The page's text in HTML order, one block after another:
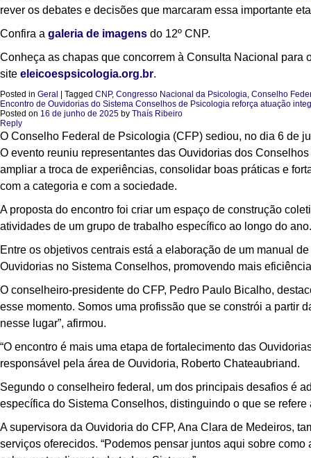
rever os debates e decisões que marcaram essa importante
Confira a galeria de imagens do 12º CNP.
Conheça as chapas que concorrem à Consulta Nacional
site eleicoespsicologia.org.br.
Posted in Geral Tagged CNP, Congresso Nacional da Psicologia, Conselho
Encontro de Ouvidorias do Sistema Conselhos de Psicologia reforça atuação
Posted on 16 de junho de 2025 by Thaís Ribeiro
Reply
O Conselho Federal de Psicologia (CFP) sediou, no dia 6 de
O evento reuniu representantes das Ouvidorias dos
ampliar a troca de experiências, consolidar boas práticas e
com a categoria e com a sociedade.
A proposta do encontro foi criar um espaço de construção
atividades de um grupo de trabalho específico ao longo do ano.
Entre os objetivos centrais está a elaboração de um manual
Ouvidorias no Sistema Conselhos, promovendo mais
O conselheiro-presidente do CFP, Pedro Paulo Bicalho,
esse momento. Somos uma profissão que se constrói a partir
nesse lugar”, afirmou.
“O encontro é mais uma etapa de fortalecimento das
responsável pela área de Ouvidoria, Roberto Chateaubriand.
Segundo o conselheiro federal, um dos principais desafios é
específica do Sistema Conselhos, distinguindo o que se
A supervisora da Ouvidoria do CFP, Ana Clara de Medeiros,
serviços oferecidos. “Podemos pensar juntos aqui sobre